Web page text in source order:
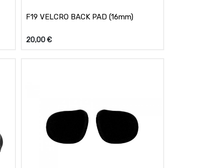
F19 VELCRO BACK PAD (16mm)
20,00€